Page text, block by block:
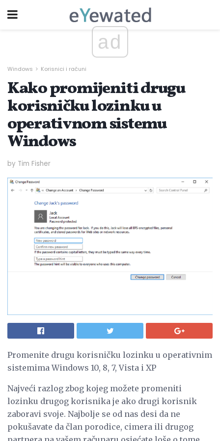
ad
Windows Korisnici i računi
Kako promijeniti drugu
korisničku lozinku u
operativnom sistemu
Windows
by Tim Fisher
Promenite drugu korisničku lozinku u operativnim
sistemima Windows 10, 8, 7, Vista i XP
Najveći razlog zbog kojeg možete promeniti
lozinku drugog korisnika je ako drugi korisnik
zaboravi svoje. Najbolje se od nas desi da ne
pokušavate da član porodice, cimera ili drugog